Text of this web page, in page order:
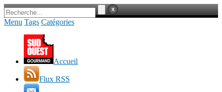
Menu Tags Catégories
Accueil
Flux RSS